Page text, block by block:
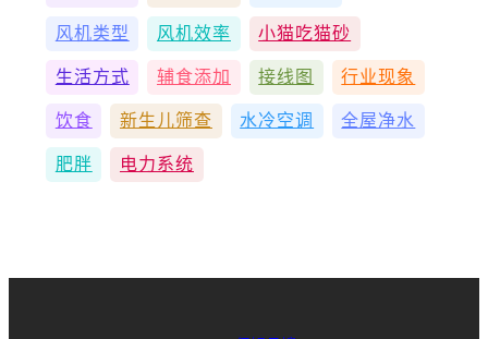
风机类型 风机效率 小猫吃猫砂
生活方式 辅食添加 接线图 行业现象
饮食 新生儿筛查 水冷空调 全屋净水
肥胖 电力系统